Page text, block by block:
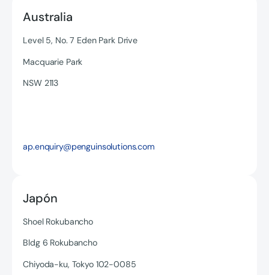
Australia
Level 5, No. 7 Eden Park Drive
Macquarie Park
NSW 2113
ap.enquiry@penguinsolutions.com
Japón
Shoel Rokubancho
Bldg 6 Rokubancho
Chiyoda-ku, Tokyo 102-0085